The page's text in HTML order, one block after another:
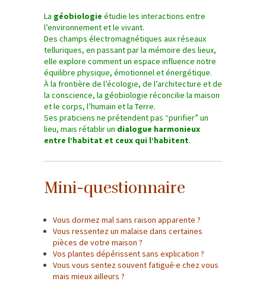
La géobiologie étudie les interactions entre
l’environnement et le vivant.
Des champs électromagnétiques aux réseaux
telluriques, en passant par la mémoire des lieux,
elle explore comment un espace influence notre
équilibre physique, émotionnel et énergétique.
À la frontière de l’écologie, de l’architecture et de
la conscience, la géobiologie réconcilie la maison
et le corps, l’humain et la Terre.
Ses praticiens ne prétendent pas “purifier” un
lieu, mais rétablir un dialogue harmonieux
entre l’habitat et ceux qui l’habitent.
Mini-questionnaire
Vous dormez mal sans raison apparente ?
Vous ressentez un malaise dans certaines
pièces de votre maison ?
Vos plantes dépérissent sans explication ?
Vous vous sentez souvent fatigué·e chez vous
mais mieux ailleurs ?